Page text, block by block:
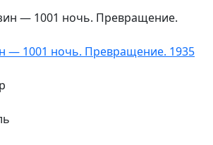
— 1001 ночь. Превращение. 1935